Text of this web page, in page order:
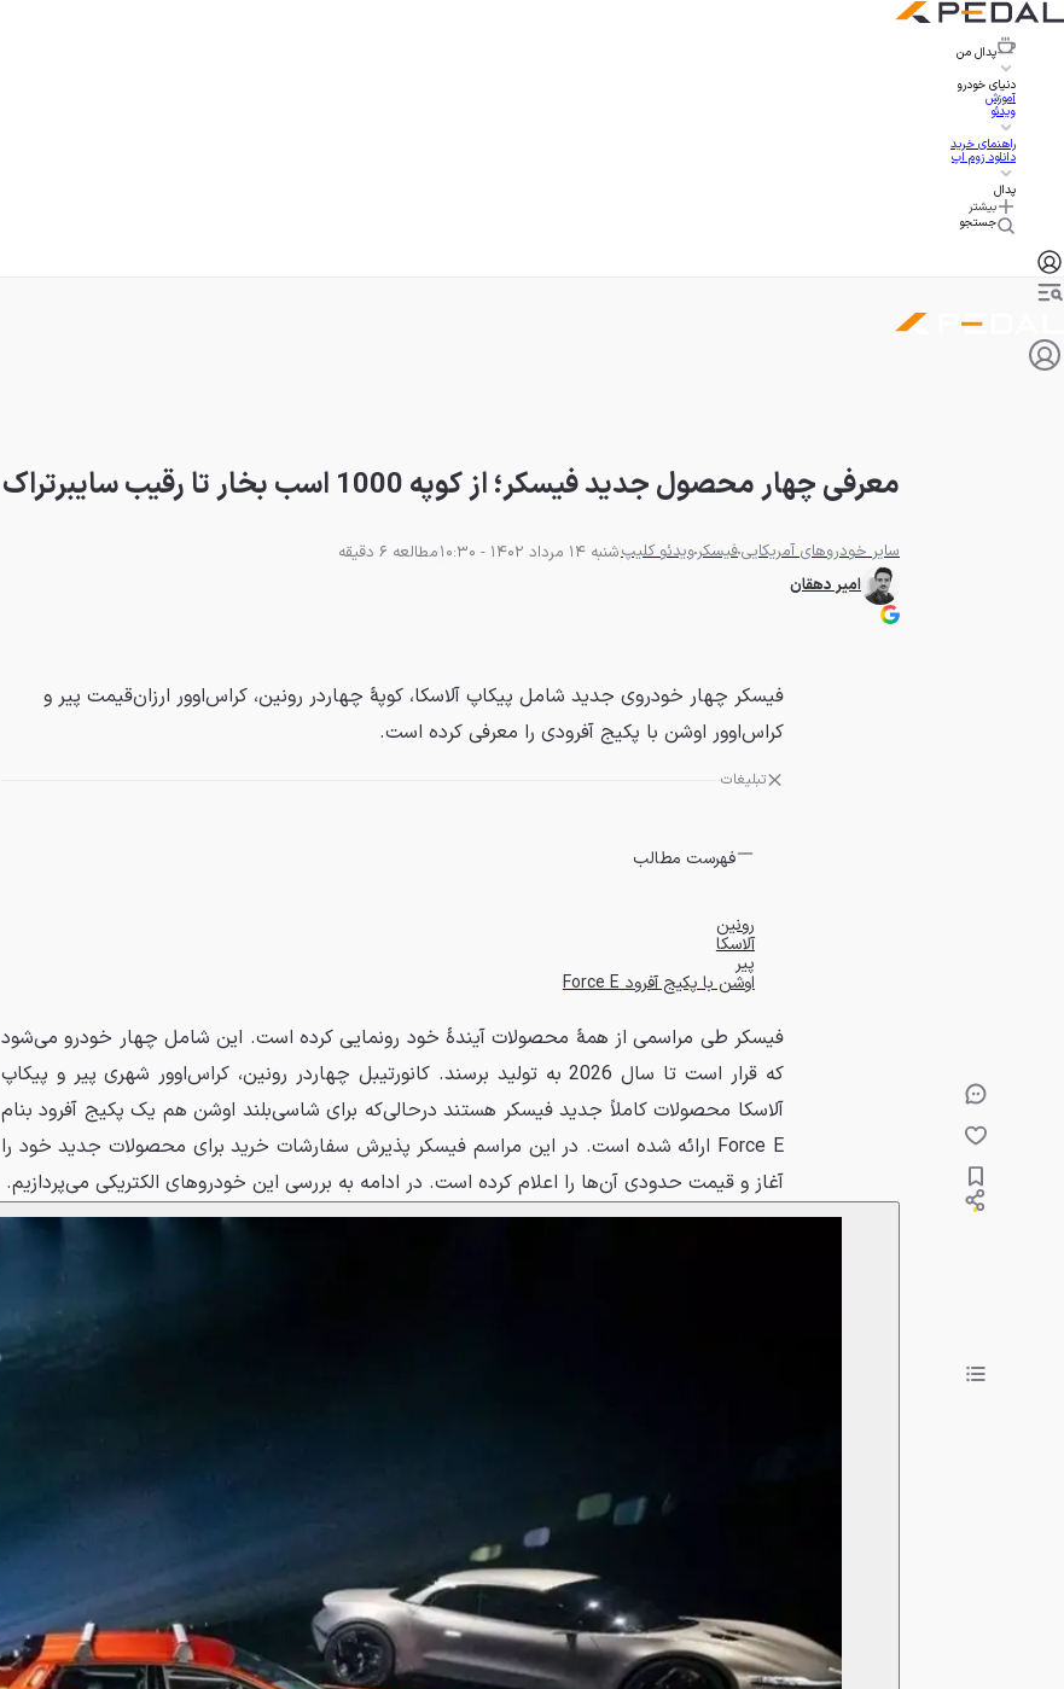
پدال من
دنیای خودرو
آموزش
ویدئو
راهنمای خرید
دانلود زوم اپ
پدال
بیشتر
جستجو
معرفی چهار محصول جدید فیسکر؛ از کوپه 1000 اسب بخار تا رقیب سایبرتراک
سایر خودروهای آمریکاییفیسکرویدئو کلیپشنبه 14 مرداد 1402 - 10:30
مطالعه 6 دقیقه
امیر دهقان
فیسکر چهار خودروی جدید شامل پیکاپ آلاسکا، کوپهٔ چهاردر رونین، کراس‌اوور ارزان‌قیمت پیر و
کراس‌اوور اوشن با پکیج آفرودی را معرفی کرده است.
تبلیغات
فهرست مطالب
رونین
آلاسکا
پیر
اوشن با پکیج آفرود Force E
فیسکر طی مراسمی از همهٔ محصولات آیندهٔ خود رونمایی کرده است. این شامل چهار خودرو می‌شود
که قرار است تا سال 2026 به تولید برسند. کانورتیبل چهاردر رونین، کراس‌اوور شهری پیر و پیکاپ
آلاسکا محصولات کاملاً جدید فیسکر هستند درحالی‌که برای شاسی‌بلند اوشن هم یک پکیج آفرود بنام
Force E ارائه شده است. در این مراسم فیسکر پذیرش سفارشات خرید برای محصولات جدید خود را
آغاز و قیمت حدودی آن‌ها را اعلام کرده است. در ادامه به بررسی این خودروهای الکتریکی می‌پردازیم.